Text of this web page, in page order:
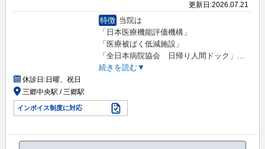
更新日:2026.07.21
特徴 当院は
「日本医療機能評価機構」
「医療被ばく低減施設」
「全日本病院協会 日帰り人間ドック」 ...
続きを読む▼
休診日:日曜、祝日
三郷中央駅 / 三郷駅
インボイス制度に対応